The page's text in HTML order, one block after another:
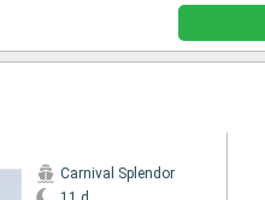
Carnival Splendor